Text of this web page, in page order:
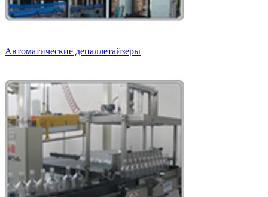
Автоматические депаллетайзеры